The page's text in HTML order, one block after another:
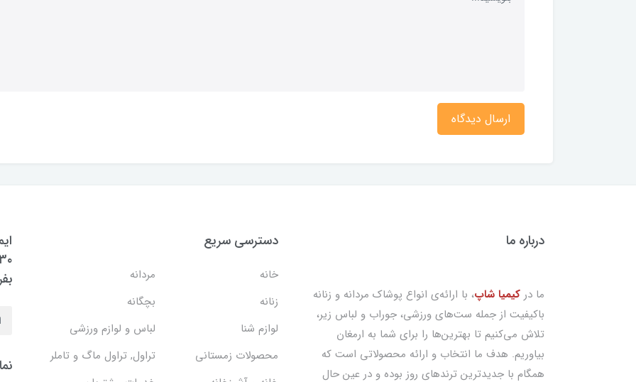
ارسال دیدگاه
درباره ما
ما درکیمیا شاپ، با ارائه‌ی انواع پوشاک مردانه و زنانه
باکیفیت از جمله ست‌های ورزشی، جوراب و لباس زیر،
تلاش می‌کنیم تا بهترین‌ها را برای شما به ارمغان
بیاوریم. هدف ما انتخاب و ارائه محصولاتی است که
همگام با جدیدترین ترندهای روز بوده و در عین حال
دسترسی سریع
خانه
مردانه
زنانه
بچگانه
لوازم شنا
لباس و لوازم ورزشی
محصولات زمستانی
تراول, تراول ماگ و تاملر